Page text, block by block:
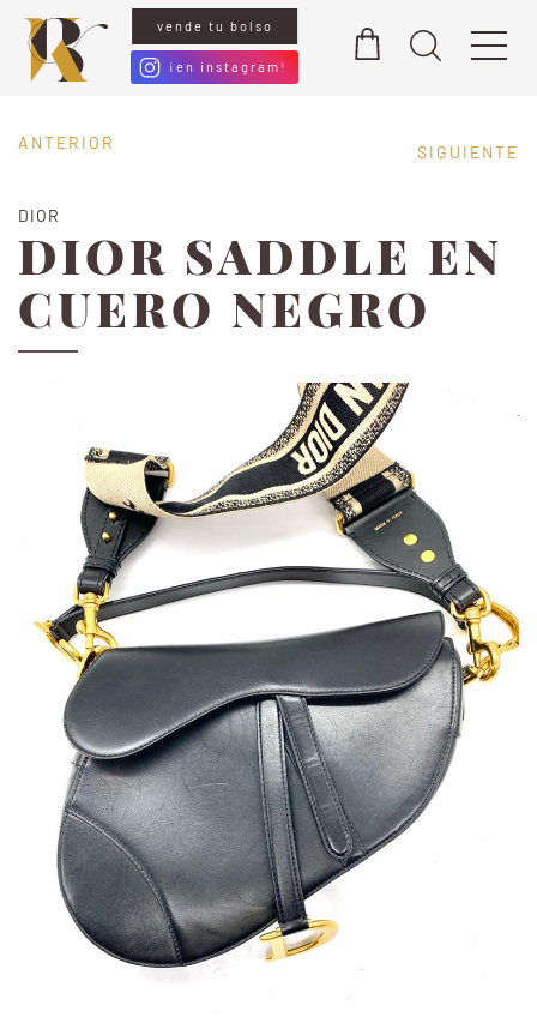
vende tu bolso
¡en instagram!
ANTERIOR SIGUIENTE
DIOR
DIOR SADDLE EN
CUERO NEGRO